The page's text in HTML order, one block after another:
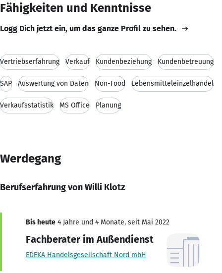
Fähigkeiten und Kenntnisse
Logg Dich jetzt ein, um das ganze Profil zu sehen.
Vertriebserfahrung Verkauf Kundenbeziehung Kundenbetreuung
SAP Auswertung von Daten Non-Food Lebensmitteleinzelhandel
Verkaufsstatistik MS Office Planung
Werdegang
Berufserfahrung von Willi Klotz
Bis heute 4 Jahre und 4 Monate, seit Mai 2022
Fachberater im Außendienst
EDEKA Handelsgesellschaft Nord mbH